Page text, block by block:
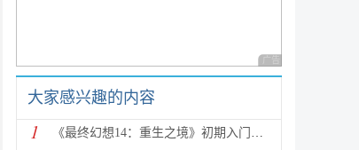
广告 商业广告，理性
大家感兴趣的内容
1 《最终幻想14：重生之境》初期入门指南